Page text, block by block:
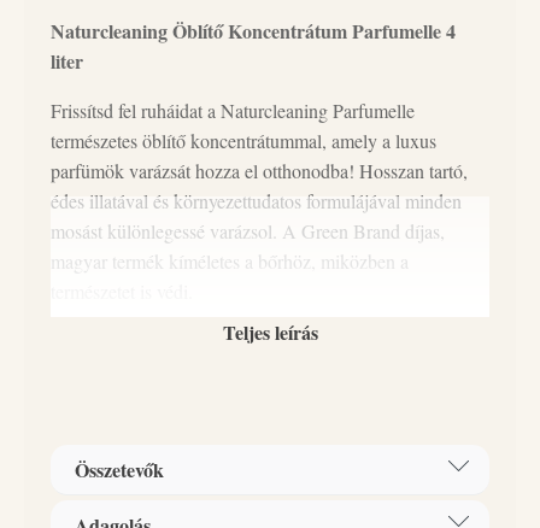
Naturcleaning Öblítő Koncentrátum Parfumelle 4
liter
Frissítsd fel ruháidat a Naturcleaning Parfumelle
természetes öblítő koncentrátummal, amely a luxus
parfümök varázsát hozza el otthonodba! Hosszan tartó,
édes illatával és környezettudatos formulájával minden
mosást különlegessé varázsol. A Green Brand díjas,
magyar termék kíméletes a bőrhöz, miközben a
kímélik a Földet.
:
Teljes leírás
Összetevők